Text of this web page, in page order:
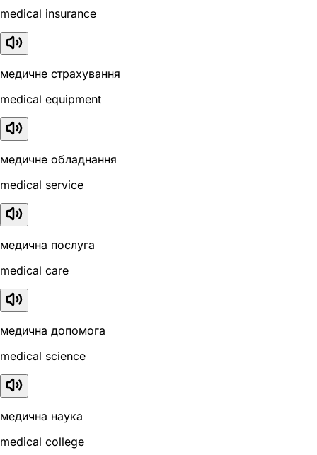
medical insurance
медичне страхування
medical equipment
медичне обладнання
medical service
медична послуга
medical care
медична допомога
medical science
медична наука
medical college